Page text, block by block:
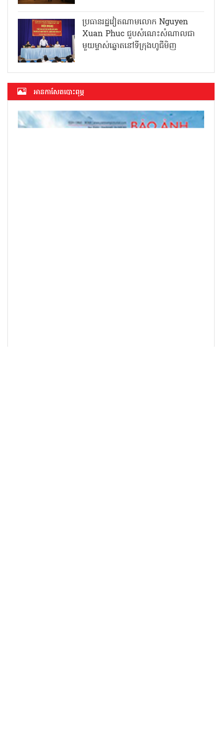
ប្រធានរដ្ឋវៀតណាមលោក Nguyen
Xuan Phuc ជួបសំណេះសំណាលជា
មួយម្ចាស់ឆ្នោតនៅទីក្រុងហូជីមិញ
អាន​កាសែត​បោះពុម្ភ